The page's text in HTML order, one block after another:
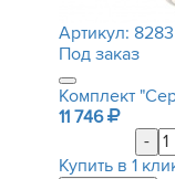
Артикул: 8283
Под заказ
Комплект
11 746
-
Купить в 1